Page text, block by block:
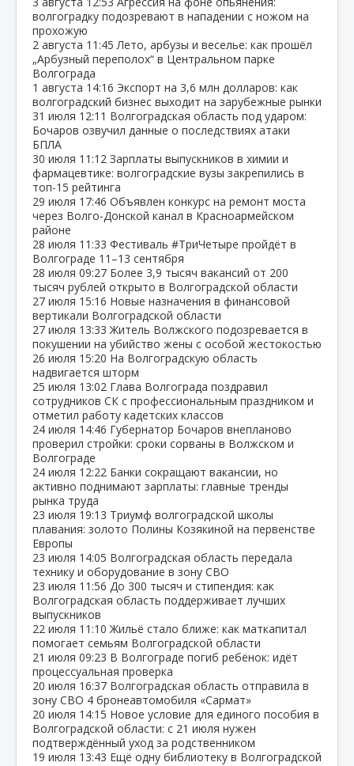
волгоградку подозревают в нападении с ножом на
прохожую
2 августа 11:45 Лето, арбузы и веселье: как прошёл
„Арбузный переполох“ в Центральном парке
Волгограда
1 августа 14:16 Экспорт на 3,6 млн долларов: как
волгоградский бизнес выходит на зарубежные рынки
31 июля 12:11 Волгоградская область под ударом:
Бочаров озвучил данные о последствиях атаки
БПЛА
30 июля 11:12 Зарплаты выпускников в химии и
фармацевтике: волгоградские вузы закрепились в
топ‑15 рейтинга
29 июля 17:46 Объявлен конкурс на ремонт моста
через Волго‑Донской канал в Красноармейском
районе
28 июля 11:33 Фестиваль #ТриЧетыре пройдёт в
Волгограде 11–13 сентября
28 июля 09:27 Более 3,9 тысяч вакансий от 200
тысяч рублей открыто в Волгоградской области
27 июля 15:16 Новые назначения в финансовой
вертикали Волгоградской области
27 июля 13:33 Житель Волжского подозревается в
покушении на убийство жены с особой жестокостью
26 июля 15:20 На Волгоградскую область
надвигается шторм
25 июля 13:02 Глава Волгограда поздравил
сотрудников СК с профессиональным праздником и
отметил работу кадетских классов
24 июля 14:46 Губернатор Бочаров внепланово
проверил стройки: сроки сорваны в Волжском и
Волгограде
24 июля 12:22 Банки сокращают вакансии, но
активно поднимают зарплаты: главные тренды
рынка труда
23 июля 19:13 Триумф волгоградской школы
плавания: золото Полины Козякиной на первенстве
Европы
23 июля 14:05 Волгоградская область передала
технику и оборудование в зону СВО
23 июля 11:56 До 300 тысяч и стипендия: как
Волгоградская область поддерживает лучших
выпускников
22 июля 11:10 Жильё стало ближе: как маткапитал
помогает семьям Волгоградской области
21 июля 09:23 В Волгограде погиб ребёнок: идёт
процессуальная проверка
20 июля 16:37 Волгоградская область отправила в
зону СВО 4 бронеавтомобиля «Сармат»
20 июля 14:15 Новое условие для единого пособия в
Волгоградской области: с 21 июля нужен
подтверждённый уход за родственником
19 июля 13:43 Ещё одну библиотеку в Волгоградской